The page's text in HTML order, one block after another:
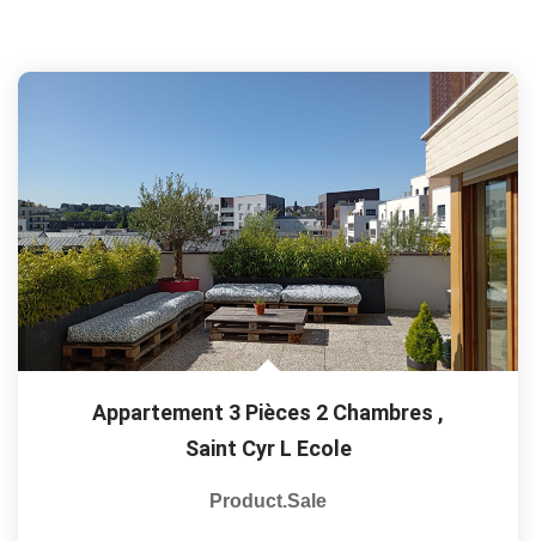
Appartement 3 Pièces 2 Chambres ,
Saint Cyr L Ecole
Product.sale